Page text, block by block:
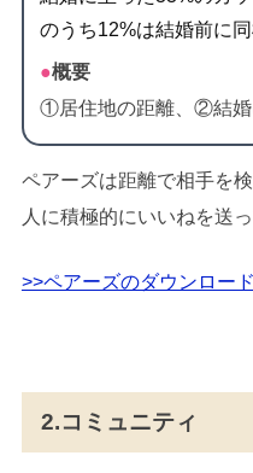
のうち12%は結婚前に同
●概要
①居住地の距離、②結婚
ペアーズは距離で相手を
人に積極的にいいねを送
>>ペアーズのダウンロー
2.コミュニティ